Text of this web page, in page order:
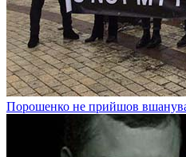
​Порошенко не прийшов